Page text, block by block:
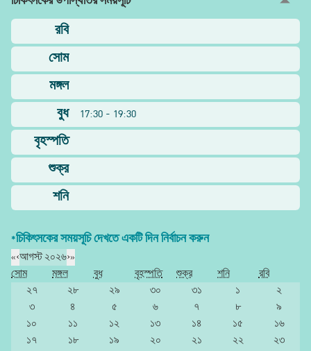
রবি
সোম
মঙ্গল
বুধ
17:30 - 19:30
বৃহস্পতি
শুক্র
শনি
*চিকিৎসকের সময়সূচি দেখতে একটি দিন নির্বাচন করুন
«‹আগস্ট ২০২৬›»
সোম
মঙ্গল বুধ বৃহস্পতি শুক্র শনি
রবি
২৭
২৮ ২৯ ৩০ ৩১ ১
২
৩
৪ ৫ ৬ ৭ ৮
৯
১০
১১ ১২ ১৩ ১৪ ১৫
১৬
১৭
১৮ ১৯ ২০ ২১ ২২
২৩